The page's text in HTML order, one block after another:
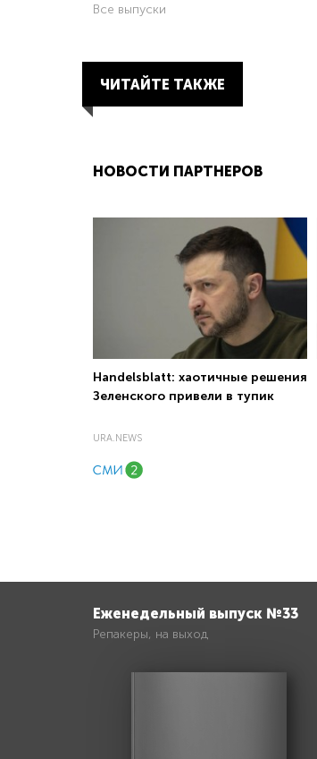
Все выпуски
ЧИТАЙТЕ ТАКЖЕ
НОВОСТИ ПАРТНЕРОВ
Handelsblatt: хаотичные решения
Зеленского привели в тупик
URA.NEWS
Еженедельный выпуск №33
Репакеры, на выход